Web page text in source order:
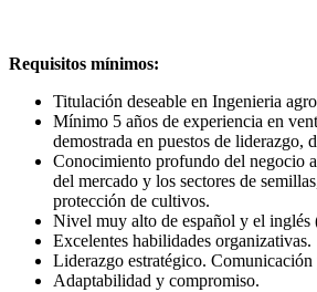
Requisitos mínimos:
Titulación deseable en Ingenieria
Mínimo 5 años de experiencia en
demostrada en puestos de liderazgo,
Conocimiento profundo del negocio
del mercado y los sectores de
protección de cultivos.
Nivel muy alto de español y el inglés
Excelentes habilidades organizativas.
Liderazgo estratégico.
Adaptabilidad y compromiso.